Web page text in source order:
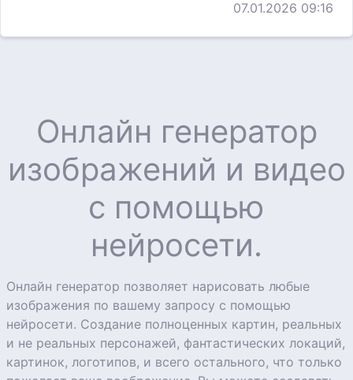
07.01.2026 09:16
Онлайн генератор
изображений и видео
с помощью
нейросети.
Онлайн генератор позволяет нарисовать любые
изображения по вашему запросу с помощью
нейросети. Создание полноценных картин, реальных
и не реальных персонажей, фантастических локаций,
картинок, логотипов, и всего остального, что только